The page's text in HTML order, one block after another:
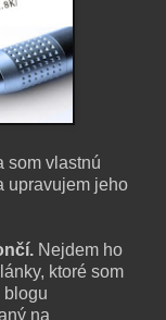
som vlastnú
upravujem jeho
Nejdem ho
ktoré som
blogu
na